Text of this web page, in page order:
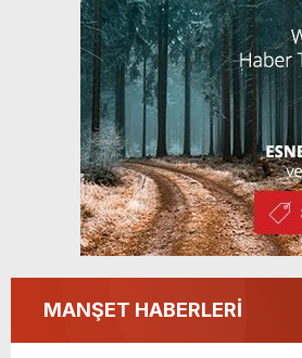
MANŞET HABERLERİ